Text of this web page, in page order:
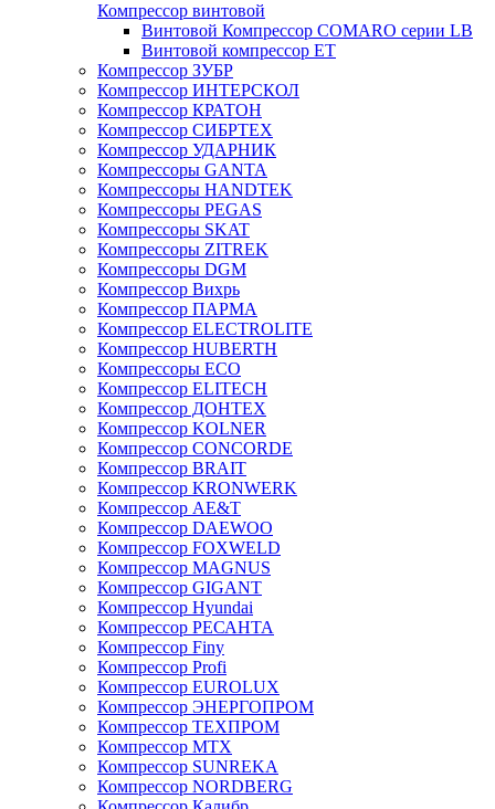
Компрессор винтовой
Винтовой Компрессор COMARO серии LB
Винтовой компрессор ET
Компрессор ЗУБР
Компрессор ИНТЕРСКОЛ
Компрессор КРАТОН
Компрессор СИБРТЕХ
Компрессор УДАРНИК
Компрессоры GANTA
Компрессоры HANDTEK
Компрессоры PEGAS
Компрессоры SKAT
Компрессоры ZITREK
Компрессоры DGM
Компрессор Вихрь
Компрессор ПАРМА
Компрессор ELECTROLITE
Компрессор HUBERTH
Компрессоры ECO
Компрессор ELITECH
Компрессор ДОНТЕХ
Компрессор KOLNER
Компрессор CONCORDE
Компрессор BRAIT
Компрессор KRONWERK
Компрессор AE&T
Компрессор DAEWOO
Компрессор FOXWELD
Компрессор MAGNUS
Компрессор GIGANT
Компрессор Hyundai
Компрессор РЕСАНТА
Компрессор Finy
Компрессор Profi
Компрессор EUROLUX
Компрессор ЭНЕРГОПРОМ
Компрессор ТЕХПРОМ
Компрессор MTX
Компрессор SUNREKA
Компрессор NORDBERG